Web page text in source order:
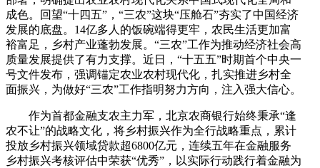
成色。回望“十四五”，“三农”这块“压舱石”夯实了中国经济
发展的底盘。14亿多人的饭碗端得更牢，农民生活更加富
裕富足，乡村产业蓬勃发展。“三农”工作为推动经济社会高
质量发展提供了有力支撑。近日，“十五五”时期首个中央一
号文件发布，强调锚定农业农村现代化，扎实推进乡村全
面振兴，为做好“三农”工作指明努力方向，注入强大信心。
作为首都金融支农主力军，北京农商银行始终秉承“逢
农不让”的战略文化，将乡村振兴作为全行战略重点，累计
投放乡村振兴领域贷款超6800亿元，连续五年在金融服务
乡村振兴考核评估中荣获“优秀”，以实际行动践行着金融为